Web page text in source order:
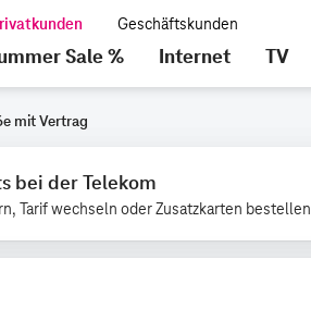
Sale % Internet TV
mit Vertrag
bei der Telekom
Tarif wechseln oder Zusatzkarten bestellen